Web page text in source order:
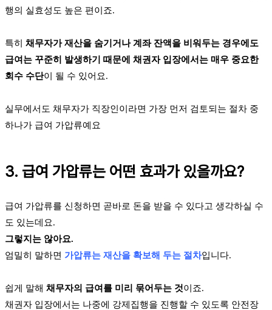
행의 실효성도 높은 편이죠.
특히 채무자가 재산을 숨기거나 계좌 잔액을 비워두는 경우에도
급여는 꾸준히 발생하기 때문에 채권자 입장에서는 매우 중요한
회수 수단이 될 수 있어요.
실무에서도 채무자가 직장인이라면 가장 먼저 검토되는 절차 중
하나가 급여 가압류예요
3. 급여 가압류는 어떤 효과가 있을까요?
급여 가압류를 신청하면 곧바로 돈을 받을 수 있다고 생각하실 수
도 있는데요.
그렇지는 않아요.
엄밀히 말하면 가압류는 재산을 확보해 두는 절차입니다.
쉽게 말해 채무자의 급여를 미리 묶어두는 것이죠.
채권자 입장에서는 나중에 강제집행을 진행할 수 있도록 안전장